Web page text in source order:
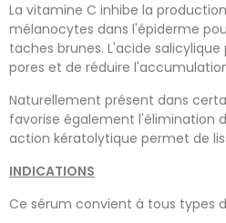
La vitamine C inhibe la
mélanocytes dans l'épiderme
taches brunes. L'acide
pores et de réduire
Naturellement présent dans
favorise également l'élimination
action kératolytique permet de
INDICATIONS
Ce sérum convient à tous types